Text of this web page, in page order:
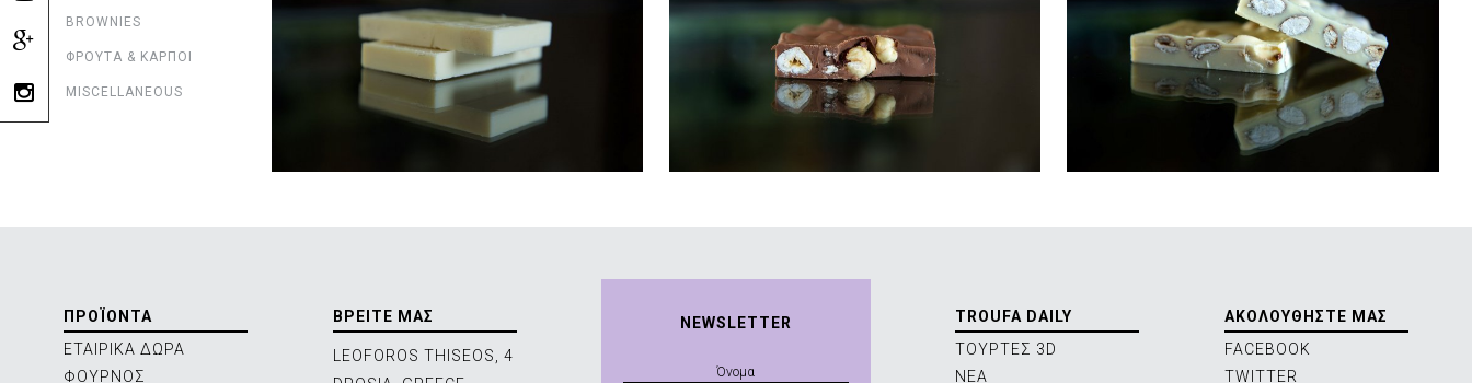
BROWNIES
ΦΡΟΥΤΑ & ΚΑΡΠΟΙ
MISCELLANEOUS
ΠΡΟΪΟΝΤΑ
ΕΤΑΙΡΙΚΑ ΔΩΡΑ
ΦΟΥΡΝΟΣ
ΒΡΕΙΤΕ ΜΑΣ
LEOFOROS THISEOS, 4
NEWSLETTER
ΑΚΟΛΟΥΘΗΣΤΕ ΜΑΣ
FACEBOOK
TWITTER
TROUFA DAILY
ΤΟΥΡΤΕΣ 3D
ΝΕΑ